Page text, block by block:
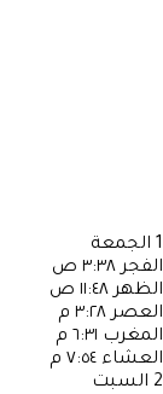
1 الجمعة
الفجر ٣:٣٨ ص
الظهر ١١:٤٨ ص
العصر ٣:٢٨ م
المغرب ٦:٣١ م
العشاء ٧:٥٤ م
2 السبت